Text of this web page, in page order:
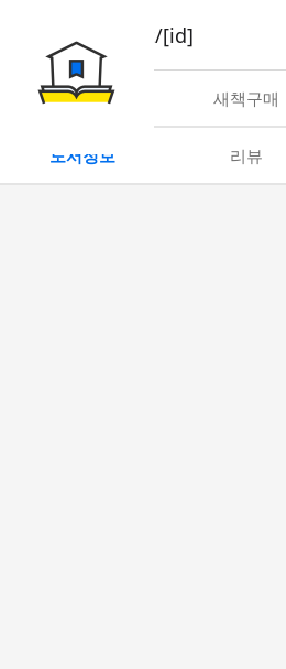
book/rent/[id]
대여 새책구매
도서정보 리뷰